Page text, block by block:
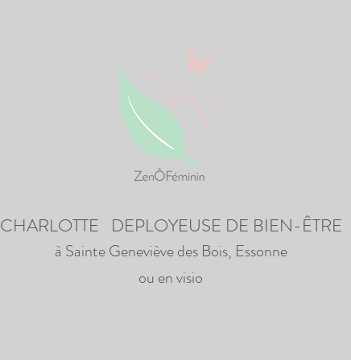
CHARLOTTE DEPLOYEUSE DE BIEN-ÊTRE
à Sainte Geneviève des Bois, Essonne
ou en visio